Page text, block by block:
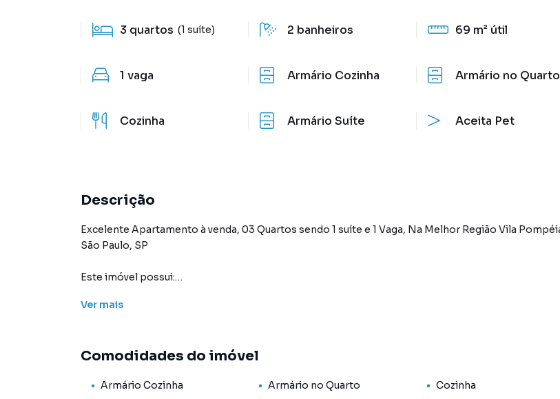
3 quartos (1 suíte) 2 banheiros 69 m² útil
1 vaga Armário Cozinha Armário no Quarto
Cozinha Armário Suíte Aceita Pet
Descrição
Excelente Apartamento à venda, 03 Quartos sendo 1 suíte e 1 Vaga, Na Melhor Região Vila Pompéia,
São Paulo, SP
Este imóvel possui:
🛏️ - 3 Quartos sendo 1 suíte armários planejados
🛁 - Banheiro
🚗 - 1 Vaga de Garagem
Ver mais
Comodidades do imóvel
Armário Cozinha Armário no Quarto
Cozinha